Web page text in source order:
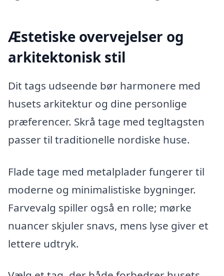
Æstetiske overvejelser og
arkitektonisk stil
Dit tags udseende bør harmonere med
husets arkitektur og dine personlige
præferencer. Skrå tage med tegltagsten
passer til traditionelle nordiske huse.
Flade tage med metalplader fungerer til
moderne og minimalistiske bygninger.
Farvevalg spiller også en rolle; mørke
nuancer skjuler snavs, mens lyse giver et
lettere udtryk.